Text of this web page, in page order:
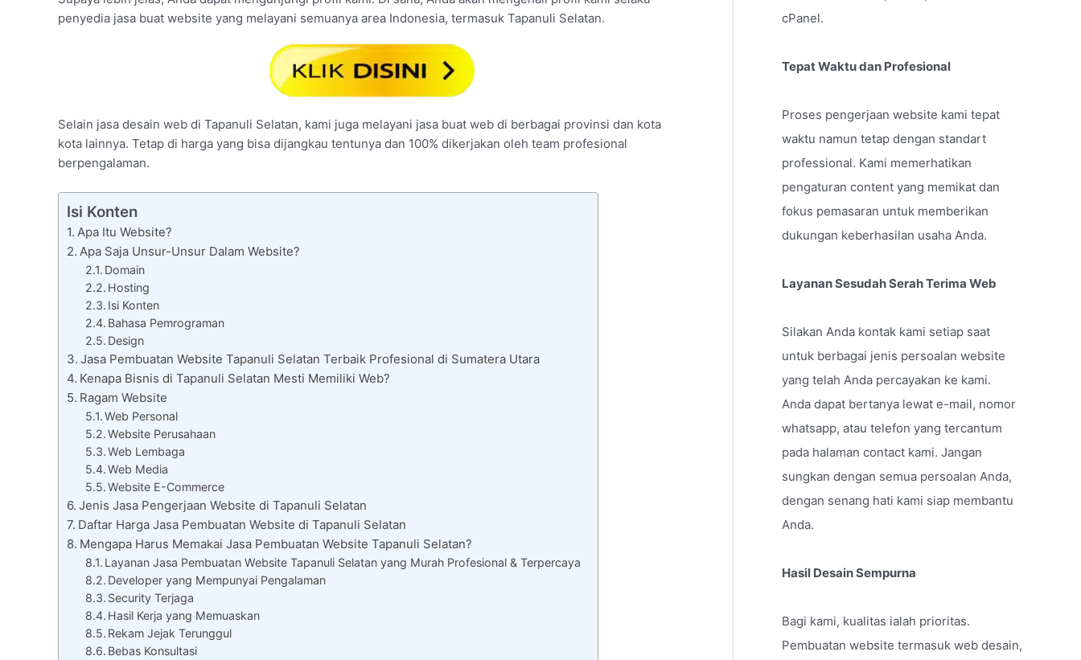
penyedia jasa buat website yang melayani semuanya area Indonesia, termasuk Tapanuli Selatan.
Selain jasa desain web di Tapanuli Selatan, kami juga melayani jasa buat web di berbagai provinsi dan kota
kota lainnya. Tetap di harga yang bisa dijangkau tentunya dan 100% dikerjakan oleh team profesional
berpengalaman.
Isi Konten
Apa Itu Website?
Apa Saja Unsur-Unsur Dalam Website?
Domain
Hosting
Isi Konten
Bahasa Pemrograman
Design
Jasa Pembuatan Website Tapanuli Selatan Terbaik Profesional di Sumatera Utara
Kenapa Bisnis di Tapanuli Selatan Mesti Memiliki Web?
Ragam Website
Web Personal
Website Perusahaan
Web Lembaga
Web Media
Website E-Commerce
Jenis Jasa Pengerjaan Website di Tapanuli Selatan
Daftar Harga Jasa Pembuatan Website di Tapanuli Selatan
Mengapa Harus Memakai Jasa Pembuatan Website Tapanuli Selatan?
Layanan Jasa Pembuatan Website Tapanuli Selatan yang Murah Profesional & Terpercaya
Developer yang Mempunyai Pengalaman
Security Terjaga
Hasil Kerja yang Memuaskan
Rekam Jejak Terunggul
Bebas Konsultasi
cPanel.
Tepat Waktu dan Profesional
Proses pengerjaan website kami tepat
waktu namun tetap dengan standart
professional. Kami memerhatikan
pengaturan content yang memikat dan
fokus pemasaran untuk memberikan
dukungan keberhasilan usaha Anda.
Layanan Sesudah Serah Terima Web
Silakan Anda kontak kami setiap saat
untuk berbagai jenis persoalan website
yang telah Anda percayakan ke kami.
Anda dapat bertanya lewat e-mail, nomor
whatsapp, atau telefon yang tercantum
pada halaman contact kami. Jangan
sungkan dengan semua persoalan Anda,
dengan senang hati kami siap membantu
Anda.
Hasil Desain Sempurna
Bagi kami, kualitas ialah prioritas.
Pembuatan website termasuk web desain,